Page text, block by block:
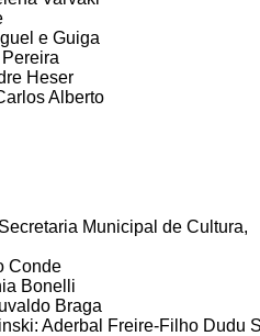
e Guiga
Heser
Alberto
Municipal de Cultura,
Conde
Bonelli
Braga
Aderbal Freire-Filho Dudu